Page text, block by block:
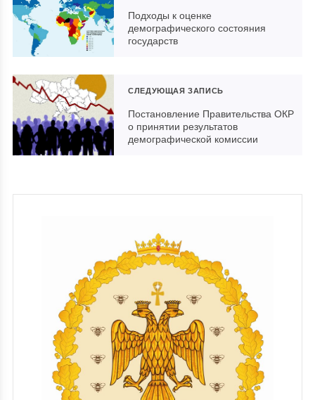
Подходы к оценке
демографического состояния
государств
СЛЕДУЮЩАЯ ЗАПИСЬ
Постановление Правительства ОКР
о принятии результатов
демографической комиссии